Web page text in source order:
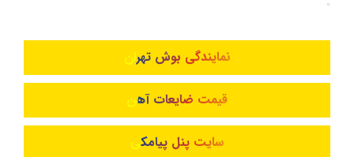
نمایندگی بوش تهران
قیمت ضایعات آهن
سایت پنل پیامکی